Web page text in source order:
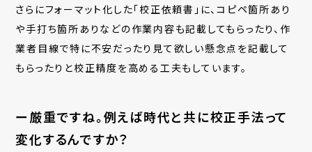
さらにフォーマット化した「校正依頼書」に、コピペ箇所あり
や手打ち箇所ありなどの作業内容も記載してもらったり、作
業者目線で特に不安だったり見て欲しい懸念点を記載して
もらったりと校正精度を高める工夫もしています。
ー厳重ですね。例えば時代と共に校正手法って
変化するんですか？